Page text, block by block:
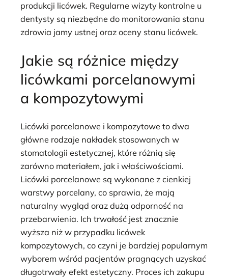
produkcji licówek. Regularne wizyty kontrolne u
dentysty są niezbędne do monitorowania stanu
zdrowia jamy ustnej oraz oceny stanu licówek.
Jakie są różnice między
licówkami porcelanowymi
a kompozytowymi
Licówki porcelanowe i kompozytowe to dwa
główne rodzaje nakładek stosowanych w
stomatologii estetycznej, które różnią się
zarówno materiałem, jak i właściwościami.
Licówki porcelanowe są wykonane z cienkiej
warstwy porcelany, co sprawia, że mają
naturalny wygląd oraz dużą odporność na
przebarwienia. Ich trwałość jest znacznie
wyższa niż w przypadku licówek
kompozytowych, co czyni je bardziej popularnym
wyborem wśród pacjentów pragnących uzyskać
długotrwały efekt estetyczny. Proces ich zakupu